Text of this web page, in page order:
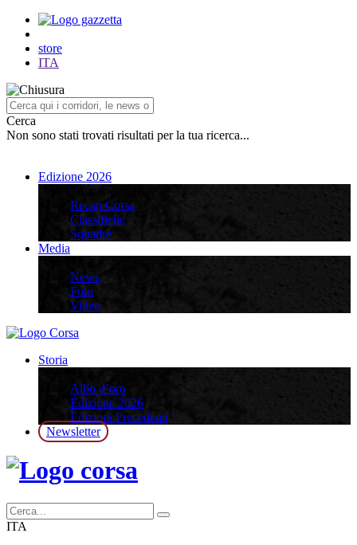
store
ITA
Cerca
Non sono stati trovati risultati per la tua ricerca...
Edizione 2026
Recap Corsa
Classifiche
Squadre
Media
News
Foto
Video
Storia
Albo d’oro
Edizione 2026
Edizioni Precedenti
Newsletter
ITA